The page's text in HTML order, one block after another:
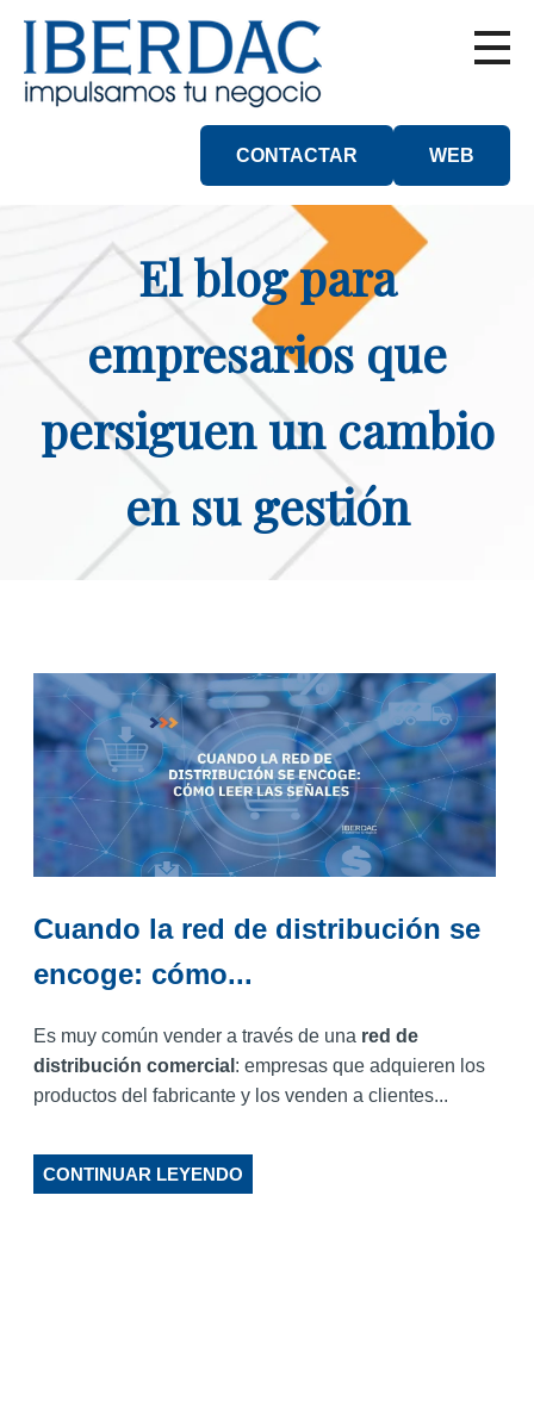
WEB
CONTACTAR
El blog para
empresarios que
persiguen un cambio
en su gestión
Cuando la red de distribución se
encoge: cómo...
Es muy común vender a través de una red de
distribución comercial : empresas que adquieren los
productos del fabricante y los venden a clientes...
CONTINUAR LEYENDO